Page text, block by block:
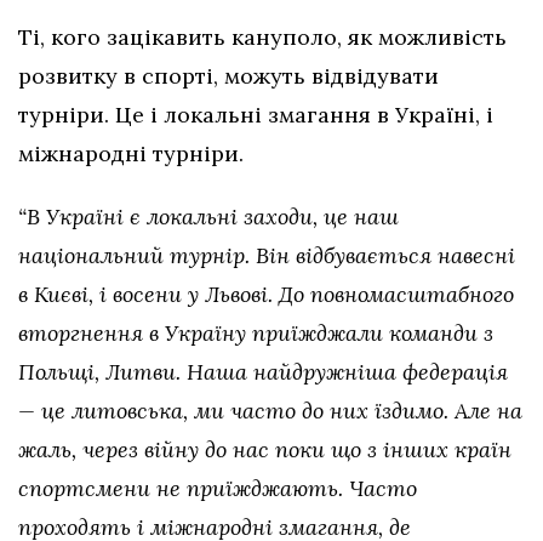
Ті, кого зацікавить кануполо, як можливість
розвитку в спорті, можуть відвідувати
турніри. Це і локальні змагання в Україні, і
міжнародні турніри.
“В Україні є локальні заходи, це наш
національний турнір. Він відбувається навесні
в Києві, і восени у Львові. До повномасштабного
вторгнення в Україну приїжджали команди з
Польщі, Литви. Наша найдружніша федерація
— це литовська, ми часто до них їздимо. Але на
жаль, через війну до нас поки що з інших країн
спортсмени не приїжджають. Часто
проходять і міжнародні змагання, де